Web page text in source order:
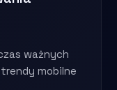
ważnych
mobilne